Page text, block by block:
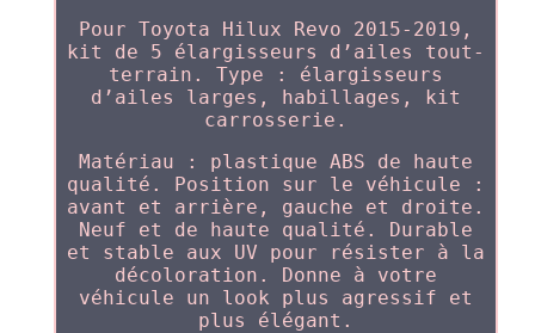
Pour Toyota Hilux Revo 2015-2019,
kit de 5 élargisseurs d’ailes tout-
terrain. Type : élargisseurs
d’ailes larges, habillages, kit
carrosserie.
Matériau : plastique ABS de haute
qualité. Position sur le véhicule :
avant et arrière, gauche et droite.
Neuf et de haute qualité. Durable
et stable aux UV pour résister à la
décoloration. Donne à votre
véhicule un look plus agressif et
plus élégant.